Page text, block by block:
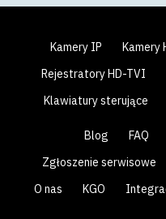
Kamery IP Kamery
Rejestratory HD-TVI
Klawiatury sterujące
Blog FAQ
Zgłoszenie serwisowe
O nas
KGO